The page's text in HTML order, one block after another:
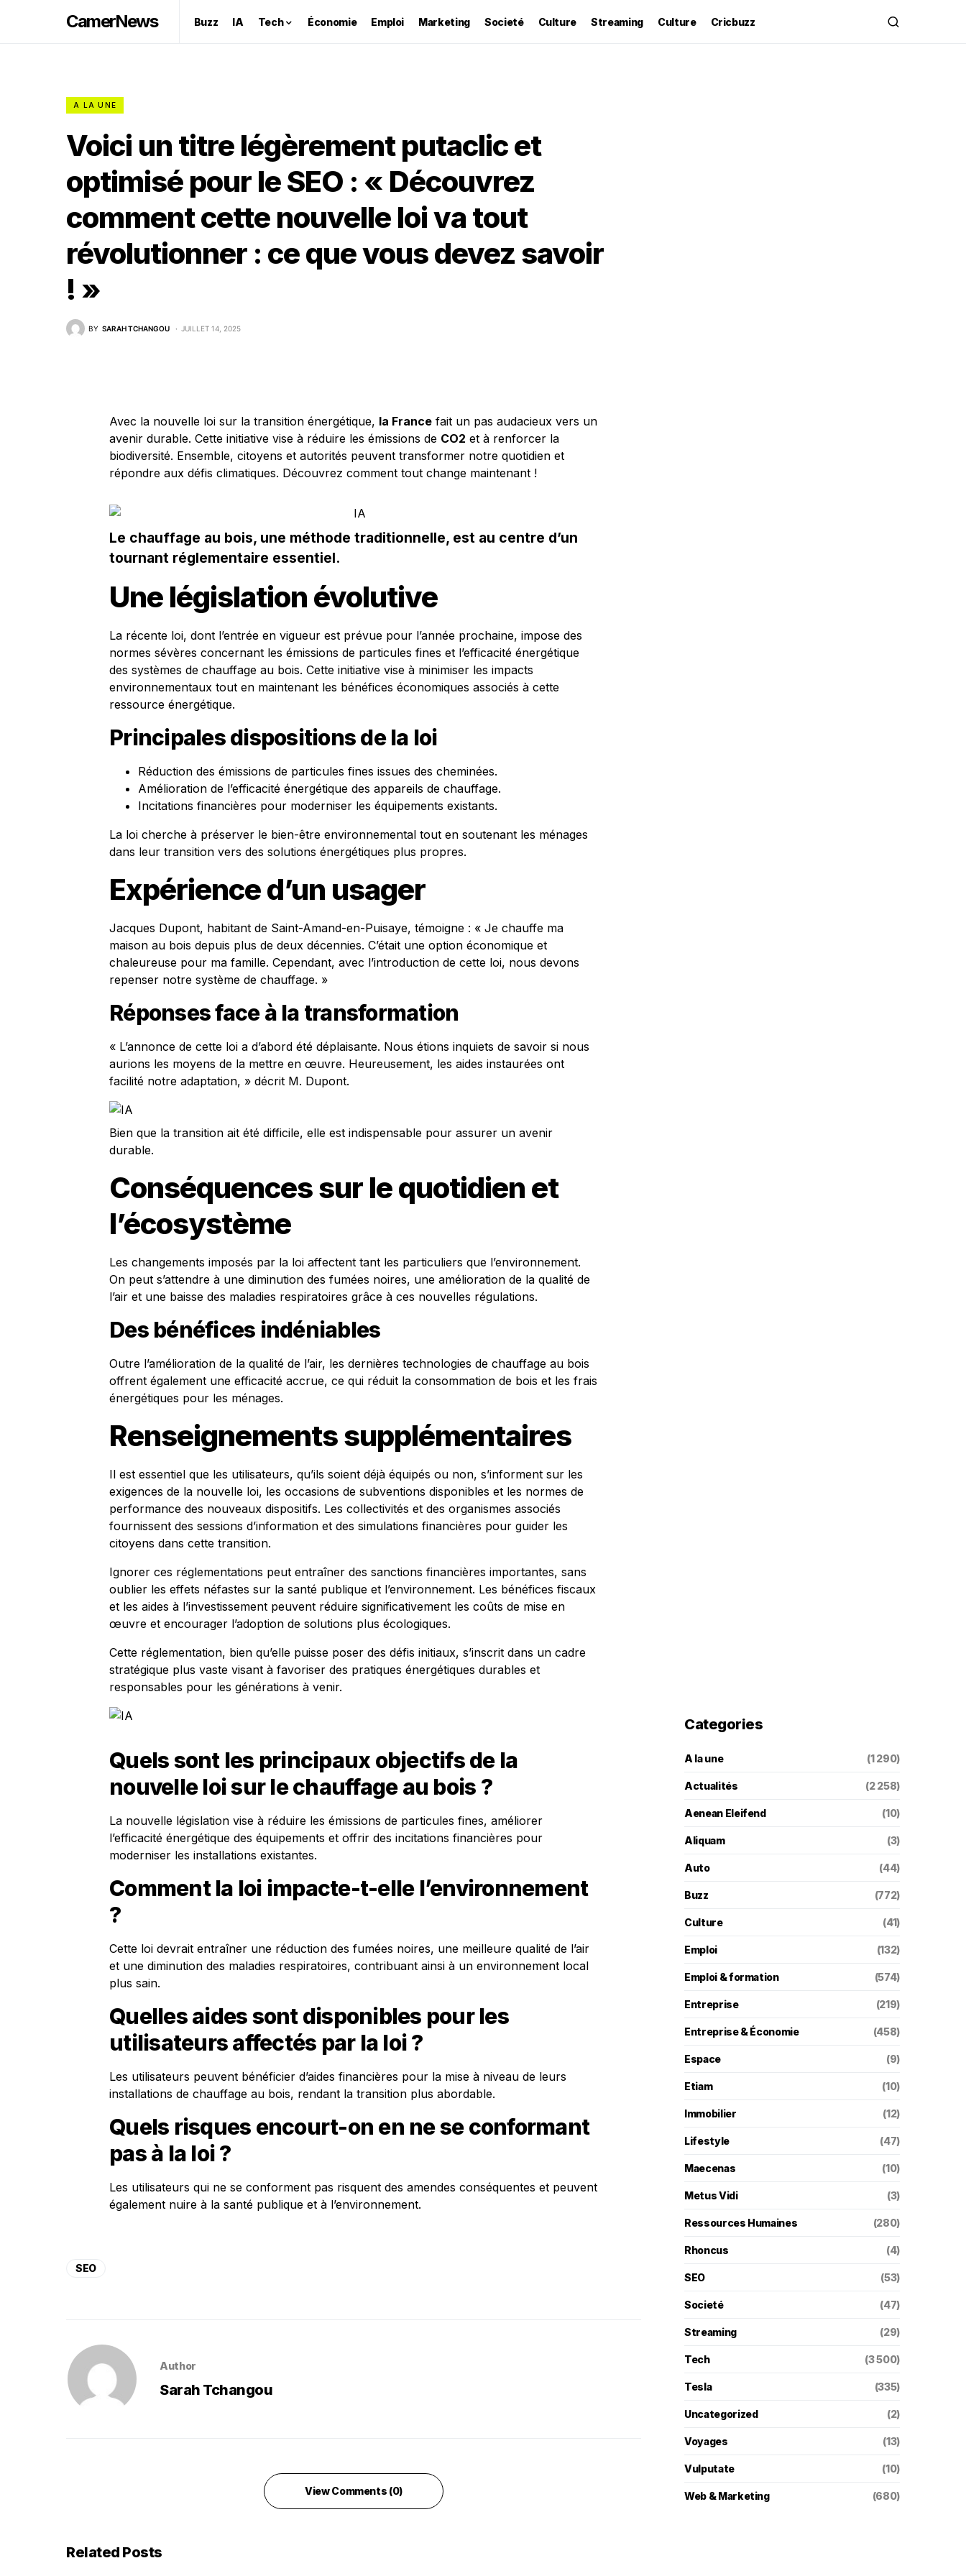
CamerNews Buzz IA Tech Économie Emploi Marketing Societé Culture Streaming Culture Cricbuzz
A LA UNE
Voici un titre légèrement putaclic et
optimisé pour le SEO : « Découvrez
comment cette nouvelle loi va tout
révolutionner : ce que vous devez savoir
! »
BY SARAH TCHANGOU JUILLET 14, 2025
Avec la nouvelle loi sur la transition énergétique, la France fait un pas audacieux vers un
avenir durable. Cette initiative vise à réduire les émissions de CO2 et à renforcer la
biodiversité. Ensemble, citoyens et autorités peuvent transformer notre quotidien et
répondre aux défis climatiques. Découvrez comment tout change maintenant !
Le chauffage au bois, une méthode traditionnelle, est au centre d’un
tournant réglementaire essentiel.
Une législation évolutive
La récente loi, dont l’entrée en vigueur est prévue pour l’année prochaine, impose des
normes sévères concernant les émissions de particules fines et l’efficacité énergétique
des systèmes de chauffage au bois. Cette initiative vise à minimiser les impacts
environnementaux tout en maintenant les bénéfices économiques associés à cette
ressource énergétique.
Principales dispositions de la loi
Réduction des émissions de particules fines issues des cheminées.
Amélioration de l’efficacité énergétique des appareils de chauffage.
Incitations financières pour moderniser les équipements existants.
La loi cherche à préserver le bien-être environnemental tout en soutenant les ménages
dans leur transition vers des solutions énergétiques plus propres.
Expérience d’un usager
Jacques Dupont, habitant de Saint-Amand-en-Puisaye, témoigne : « Je chauffe ma
maison au bois depuis plus de deux décennies. C’était une option économique et
chaleureuse pour ma famille. Cependant, avec l’introduction de cette loi, nous devons
repenser notre système de chauffage. »
Réponses face à la transformation
« L’annonce de cette loi a d’abord été déplaisante. Nous étions inquiets de savoir si nous
aurions les moyens de la mettre en œuvre. Heureusement, les aides instaurées ont
facilité notre adaptation, » décrit M. Dupont.
Bien que la transition ait été difficile, elle est indispensable pour assurer un avenir
durable.
Conséquences sur le quotidien et
l’écosystème
Les changements imposés par la loi affectent tant les particuliers que l’environnement.
On peut s’attendre à une diminution des fumées noires, une amélioration de la qualité de
l’air et une baisse des maladies respiratoires grâce à ces nouvelles régulations.
Des bénéfices indéniables
Outre l’amélioration de la qualité de l’air, les dernières technologies de chauffage au bois
offrent également une efficacité accrue, ce qui réduit la consommation de bois et les frais
énergétiques pour les ménages.
Renseignements supplémentaires
Il est essentiel que les utilisateurs, qu’ils soient déjà équipés ou non, s’informent sur les
exigences de la nouvelle loi, les occasions de subventions disponibles et les normes de
performance des nouveaux dispositifs. Les collectivités et des organismes associés
fournissent des sessions d’information et des simulations financières pour guider les
citoyens dans cette transition.
Ignorer ces réglementations peut entraîner des sanctions financières importantes, sans
oublier les effets néfastes sur la santé publique et l’environnement. Les bénéfices fiscaux
et les aides à l’investissement peuvent réduire significativement les coûts de mise en
œuvre et encourager l’adoption de solutions plus écologiques.
Cette réglementation, bien qu’elle puisse poser des défis initiaux, s’inscrit dans un cadre
stratégique plus vaste visant à favoriser des pratiques énergétiques durables et
responsables pour les générations à venir.
Quels sont les principaux objectifs de la
nouvelle loi sur le chauffage au bois ?
La nouvelle législation vise à réduire les émissions de particules fines, améliorer
l’efficacité énergétique des équipements et offrir des incitations financières pour
moderniser les installations existantes.
Comment la loi impacte-t-elle l’environnement
?
Cette loi devrait entraîner une réduction des fumées noires, une meilleure qualité de l’air
et une diminution des maladies respiratoires, contribuant ainsi à un environnement local
plus sain.
Quelles aides sont disponibles pour les
utilisateurs affectés par la loi ?
Les utilisateurs peuvent bénéficier d’aides financières pour la mise à niveau de leurs
installations de chauffage au bois, rendant la transition plus abordable.
Quels risques encourt-on en ne se conformant
pas à la loi ?
Les utilisateurs qui ne se conforment pas risquent des amendes conséquentes et peuvent
également nuire à la santé publique et à l’environnement.
SEO
Author
Sarah Tchangou
View Comments (0)
Categories
A la une (1 290)
Actualités (2 258)
Aenean Eleifend (10)
Aliquam (3)
Auto (44)
Buzz (772)
Culture (41)
Emploi (132)
Emploi & formation (574)
Entreprise (219)
Entreprise & Économie (458)
Espace (9)
Etiam (10)
Immobilier (12)
Lifestyle (47)
Maecenas (10)
Metus Vidi (3)
Ressources Humaines (280)
Rhoncus (4)
SEO (53)
Societé (47)
Streaming (29)
Tech (3 500)
Tesla (335)
Uncategorized (2)
Voyages (13)
Vulputate (10)
Web & Marketing (680)
Related Posts